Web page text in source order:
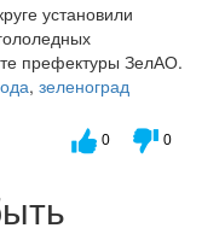
установили
префектуры ЗелАО.
, зеленоград
0 0